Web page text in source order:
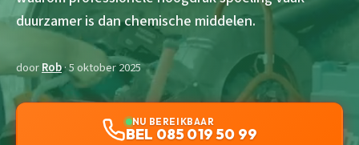
duurzamer is dan chemische middelen.
doorRob· 5 oktober 2025
NU BEREIKBAAR
BEL 085 019 50 99